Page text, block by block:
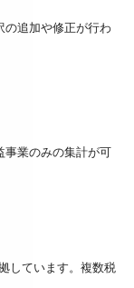
の追加や修正が行わ
事業のみの集計が可
しています。複数税